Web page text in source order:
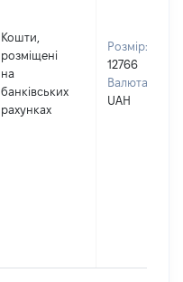
Кошти,
розміщені
на
банківських
рахунках
Розмір:
12766
Валюта:
UAH